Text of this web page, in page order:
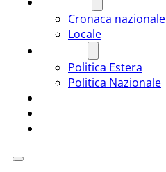
Cronaca nazionale
Locale
Politica Estera
Politica Nazionale